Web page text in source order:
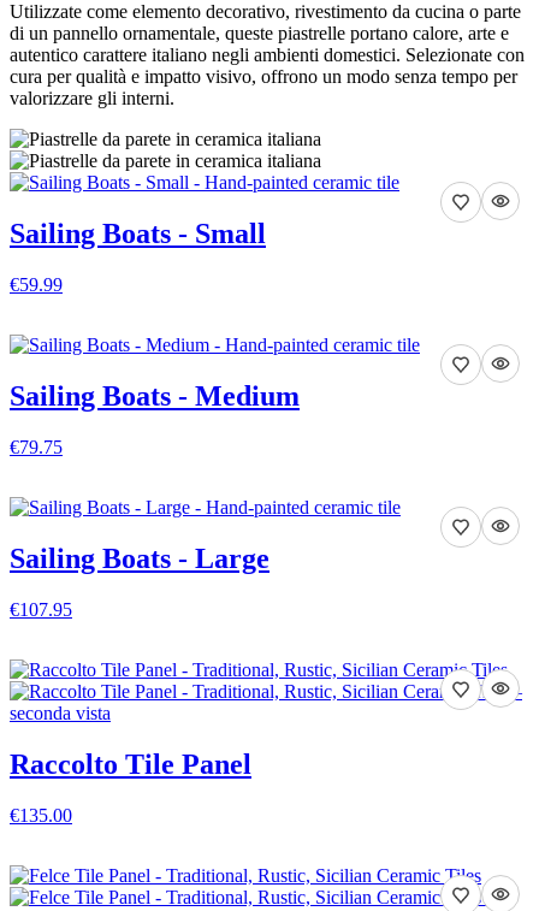
Utilizzate come elemento decorativo, rivestimento da cucina o parte
di un pannello ornamentale, queste piastrelle portano calore, arte e
autentico carattere italiano negli ambienti domestici. Selezionate con
cura per qualità e impatto visivo, offrono un modo senza tempo per
valorizzare gli interni.
Sailing Boats - Small
€59.99
Sailing Boats - Medium
€79.75
Sailing Boats - Large
€107.95
Raccolto Tile Panel
€135.00